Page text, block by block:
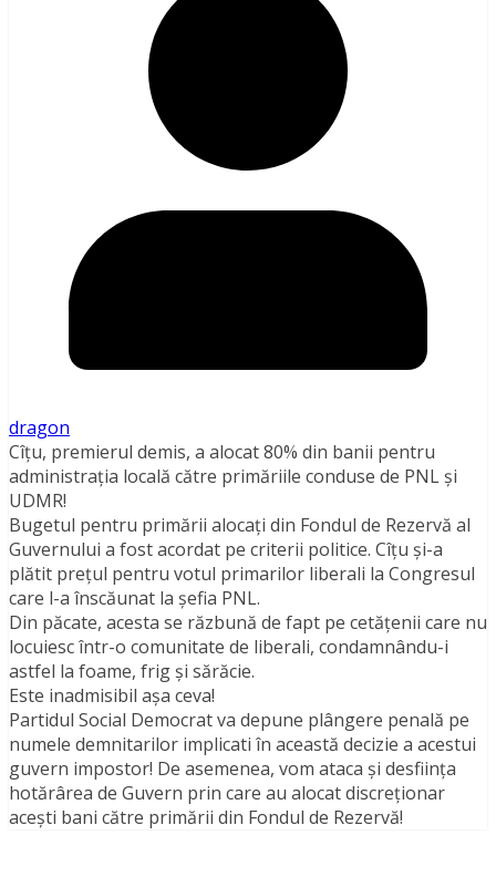
dragon
Cîțu, premierul demis, a alocat 80% din banii pentru
administrația locală către primăriile conduse de PNL și
UDMR!
Bugetul pentru primării alocați din Fondul de Rezervă al
Guvernului a fost acordat pe criterii politice. Cîțu și-a
plătit prețul pentru votul primarilor liberali la Congresul
care l-a înscăunat la șefia PNL.
Din păcate, acesta se răzbună de fapt pe cetățenii care nu
locuiesc într-o comunitate de liberali, condamnându-i
astfel la foame, frig și sărăcie.
Este inadmisibil așa ceva!
Partidul Social Democrat va depune plângere penală pe
numele demnitarilor implicati în această decizie a acestui
guvern impostor! De asemenea, vom ataca și desființa
hotărârea de Guvern prin care au alocat discreționar
acești bani către primării din Fondul de Rezervă!